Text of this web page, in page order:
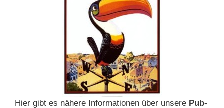
Hier gibt es nähere Informationen über unsere Pub-